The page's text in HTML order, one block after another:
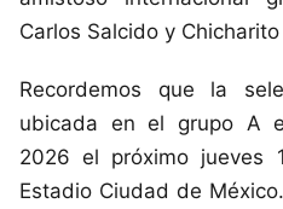
Carlos Salcido y
Recordemos que la
ubicada en el grupo A
2026 el próximo jueves
Estadio Ciudad de